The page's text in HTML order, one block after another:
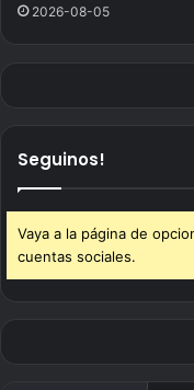
2026-08-05
Seguinos!
Vaya a la página de
cuentas sociales.